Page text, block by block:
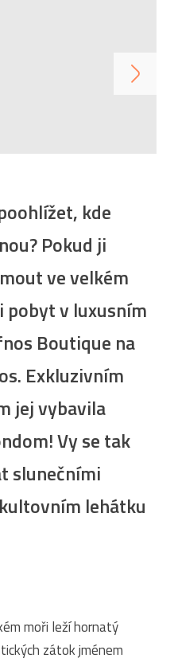
kde
Pokud ji
ve velkém
pobyt v luxusním
Boutique na
Exkluzivním
jej vybavila
Vy se tak
slunečními
lehátku
moři leží hornatý
zátok jménem